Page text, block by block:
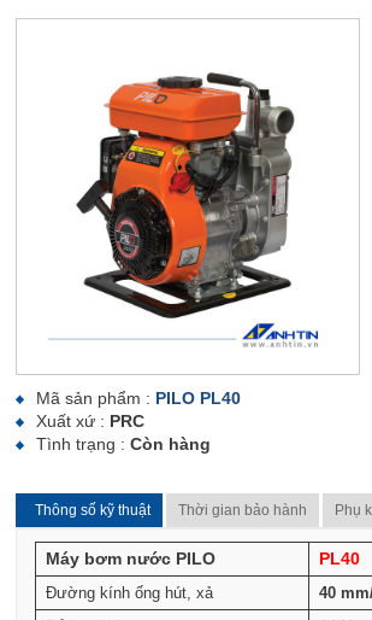
Mã sản phẩm : PILO PL40
Xuất xứ : PRC
Tình trạng : Còn hàng
Thông số kỹ thuật Thời gian bảo hành Phụ
Máy bơm nước PILO PL40
Đường kính ống hút, xả
40